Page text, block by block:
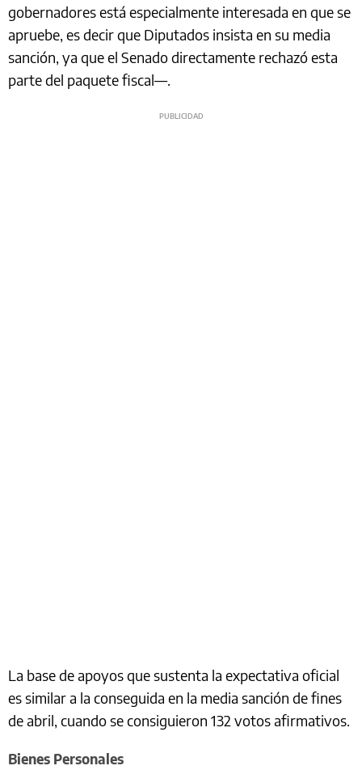
gobernadores está especialmente interesada en que se
apruebe, es decir que Diputados insista en su media
sanción, ya que el Senado directamente rechazó esta
parte del paquete fiscal—.
La base de apoyos que sustenta la expectativa oficial
es similar a la conseguida en la media sanción de fines
de abril, cuando se consiguieron 132 votos afirmativos.
Bienes Personales